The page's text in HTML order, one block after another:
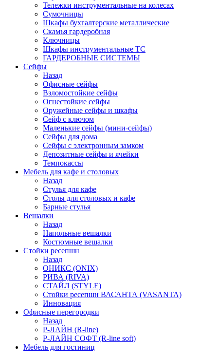
Тележки инструментальные на колесах
Сумочницы
Шкафы бухгалтерские металлические
Скамья гардеробная
Ключницы
Шкафы инструментальные ТС
ГАРДЕРОБНЫЕ СИСТЕМЫ
Сейфы
Назад
Офисные сейфы
Взломостойкие сейфы
Огнестойкие сейфы
Оружейные сейфы и шкафы
Сейф с ключом
Маленькие сейфы (мини-сейфы)
Сейфы для дома
Сейфы с электронным замком
Депозитные сейфы и ячейки
Темпокассы
Мебель для кафе и столовых
Назад
Стулья для кафе
Столы для столовых и кафе
Барные стулья
Вешалки
Назад
Напольные вешалки
Костюмные вешалки
Стойки ресепшн
Назад
ОНИКС (ONIX)
РИВА (RIVA)
СТАЙЛ (STYLE)
Стойки ресепшн ВАСАНТА (VASANTA)
Инновация
Офисные перегородки
Назад
Р-ЛАЙН (R-line)
Р-ЛАЙН СОФТ (R-line soft)
Мебель для гостиниц